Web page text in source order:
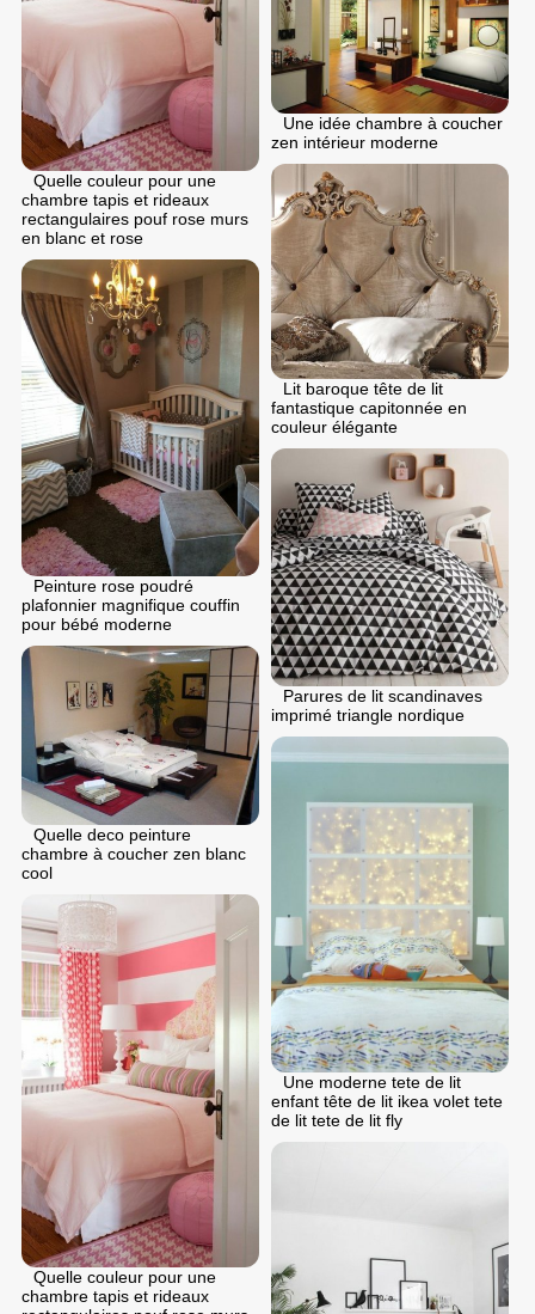
Quelle couleur pour une
chambre tapis et rideaux
rectangulaires pouf rose murs
en blanc et rose
Une idée chambre à coucher
zen intérieur moderne
Lit baroque tête de lit
fantastique capitonnée en
couleur élégante
Peinture rose poudré
plafonnier magnifique couffin
pour bébé moderne
Parures de lit scandinaves
imprimé triangle nordique
Quelle deco peinture
chambre à coucher zen blanc
cool
Une moderne tete de lit
enfant tête de lit ikea volet tete
de lit tete de lit fly
Quelle couleur pour une
chambre tapis et rideaux